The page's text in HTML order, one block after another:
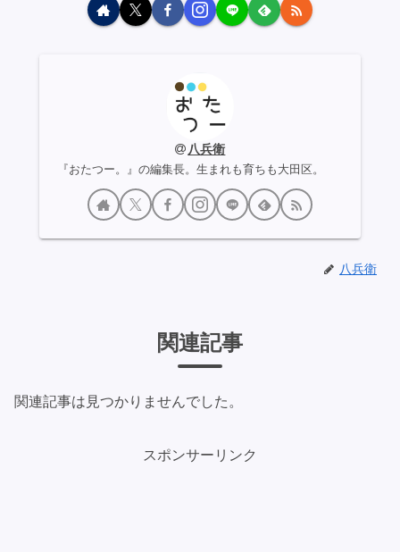
八兵衛
『おたつー。』の編集長。生まれも育ちも大田区。
八兵衛
関連記事
関連記事は見つかりませんでした。
スポンサーリンク